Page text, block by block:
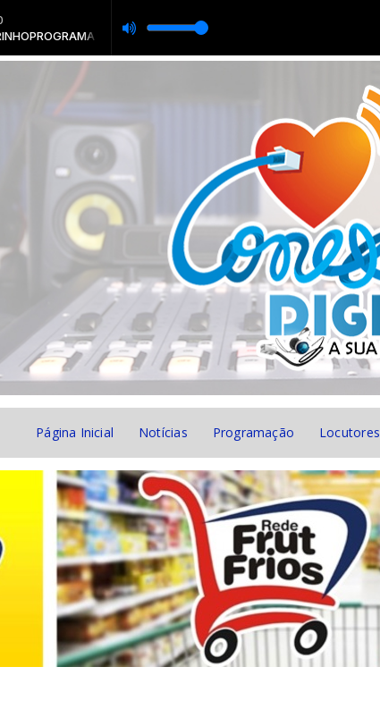
ROBERTO E MEIRINHO com ROBERTO E MEIRINHO
JUNHO 23
Página Inicial Notícias Programação Locutores